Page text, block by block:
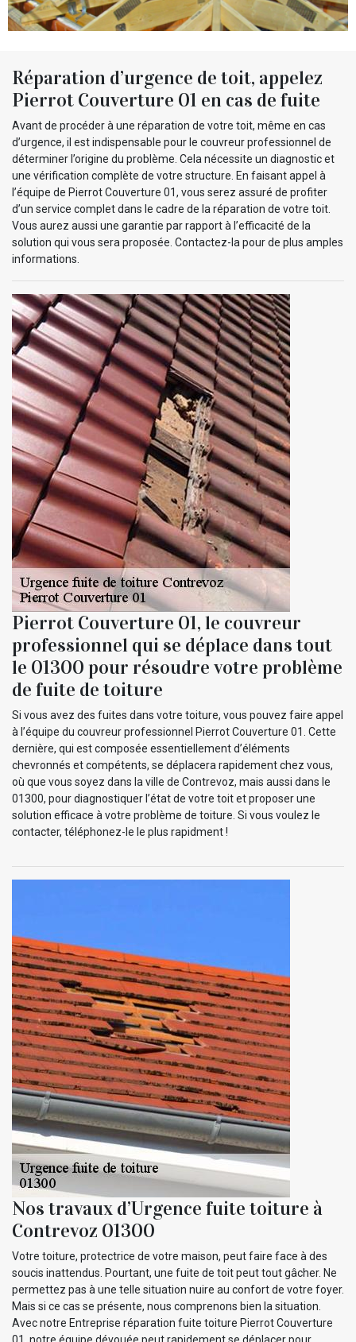
Réparation d’urgence de toit, appelez
Pierrot Couverture 01 en cas de fuite
Avant de procéder à une réparation de votre toit, même en cas
d’urgence, il est indispensable pour le couvreur professionnel de
déterminer l’origine du problème. Cela nécessite un diagnostic et
une vérification complète de votre structure. En faisant appel à
l’équipe de Pierrot Couverture 01, vous serez assuré de profiter
d’un service complet dans le cadre de la réparation de votre toit.
Vous aurez aussi une garantie par rapport à l’efficacité de la
solution qui vous sera proposée. Contactez-la pour de plus amples
informations.
Pierrot Couverture 01, le couvreur
professionnel qui se déplace dans tout
le 01300 pour résoudre votre problème
de fuite de toiture
Si vous avez des fuites dans votre toiture, vous pouvez faire appel
à l’équipe du couvreur professionnel Pierrot Couverture 01. Cette
dernière, qui est composée essentiellement d’éléments
chevronnés et compétents, se déplacera rapidement chez vous,
où que vous soyez dans la ville de Contrevoz, mais aussi dans le
01300, pour diagnostiquer l’état de votre toit et proposer une
solution efficace à votre problème de toiture. Si vous voulez le
contacter, téléphonez-le le plus rapidment !
Nos travaux d’Urgence fuite toiture à
Contrevoz 01300
Votre toiture, protectrice de votre maison, peut faire face à des
soucis inattendus. Pourtant, une fuite de toit peut tout gâcher. Ne
permettez pas à une telle situation nuire au confort de votre foyer.
Mais si ce cas se présente, nous comprenons bien la situation.
Avec notre Entreprise réparation fuite toiture Pierrot Couverture